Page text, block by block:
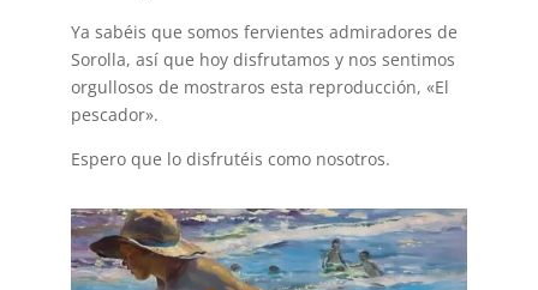
Ya sabéis que somos fervientes admiradores de
Sorolla, así que hoy disfrutamos y nos sentimos
orgullosos de mostraros esta reproducción, «El
pescador».
Espero que lo disfrutéis como nosotros.